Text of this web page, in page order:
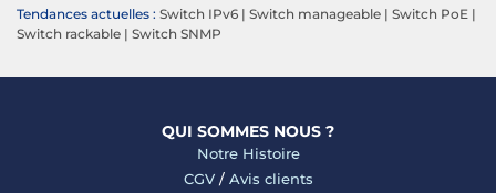
Tendances actuelles : Switch IPv6 | Switch manageable | Switch PoE |
Switch rackable | Switch SNMP
QUI SOMMES NOUS ?
Notre Histoire
CGV/ Avis clients